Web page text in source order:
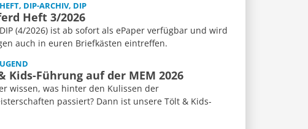
DIP-ARCHIV, DIP
Heft 3/2026
(4/2026) ist ab sofort als ePaper verfügbar und wird
auch in euren Briefkästen eintreffen.
Kids-Führung auf der MEM 2026
wissen, was hinter den Kulissen der
passiert? Dann ist unsere Tölt & Kids-